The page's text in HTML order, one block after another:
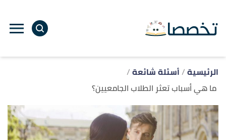
الرئيسية أسئلة شائعة
ما هي أسباب تعثر الطلاب الجامعيين؟